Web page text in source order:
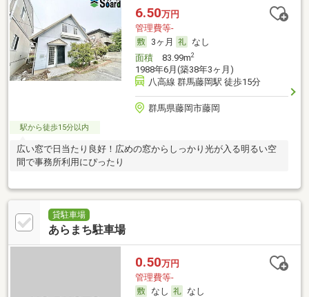
6.50万円
管理費等-
3ヶ月
なし
面積83.99m2
1988年6月(築38年3ヶ月)
八高線 群馬藤岡駅 徒歩15分
群馬県藤岡市藤岡
駅から徒歩15分以内
広い窓で日当たり良好！広めの窓からしっかり光が入る明るい空
間で事務所利用にぴったり
貸駐車場
あらまち駐車場
0.50万円
管理費等-
なし
なし